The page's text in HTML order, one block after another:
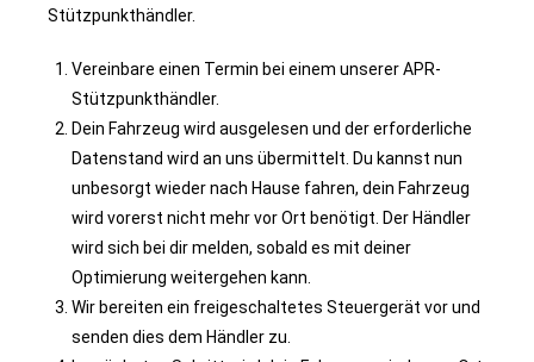
Stützpunkthändler.
Vereinbare einen Termin bei einem unserer APR-
Stützpunkthändler.
Dein Fahrzeug wird ausgelesen und der erforderliche
Datenstand wird an uns übermittelt. Du kannst nun
unbesorgt wieder nach Hause fahren, dein Fahrzeug
wird vorerst nicht mehr vor Ort benötigt. Der Händler
wird sich bei dir melden, sobald es mit deiner
Optimierung weitergehen kann.
Wir bereiten ein freigeschaltetes Steuergerät vor und
senden dies dem Händler zu.